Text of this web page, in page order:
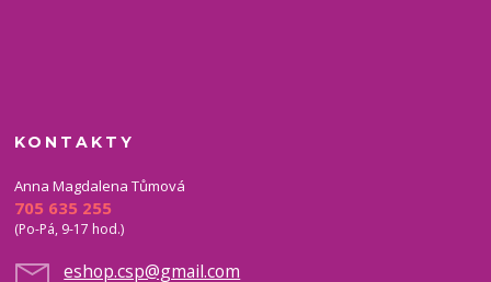
KONTAKTY
Anna Magdalena Tůmová
705 635 255
(Po-Pá, 9-17 hod.)
eshop.csp@gmail.com